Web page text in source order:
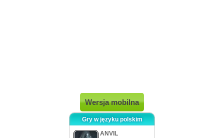
Wersja mobilna
Gry w języku polskim
ANVIL